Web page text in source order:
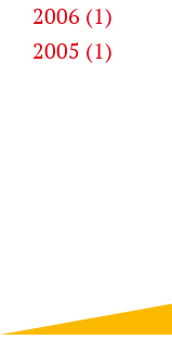
2006 (1)
2005 (1)